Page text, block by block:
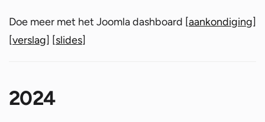
Doe meer met het Joomla dashboard [aankondiging]
[verslag] [slides]
2024